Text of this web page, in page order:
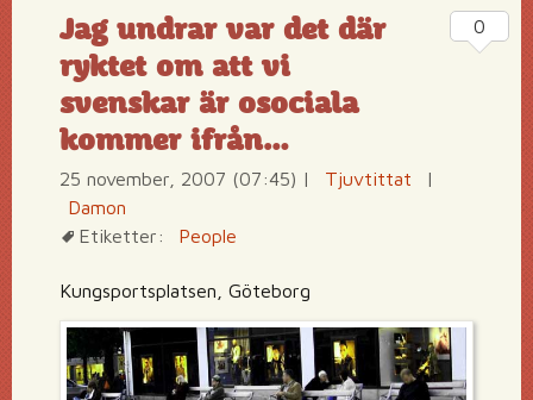
Jag undrar var det där
ryktet om att vi
svenskar är osociala
kommer ifrån…
25 november, 2007 (07:45) | Tjuvtittat
|
Damon
Etiketter:
People
Kungsportsplatsen, Göteborg
0